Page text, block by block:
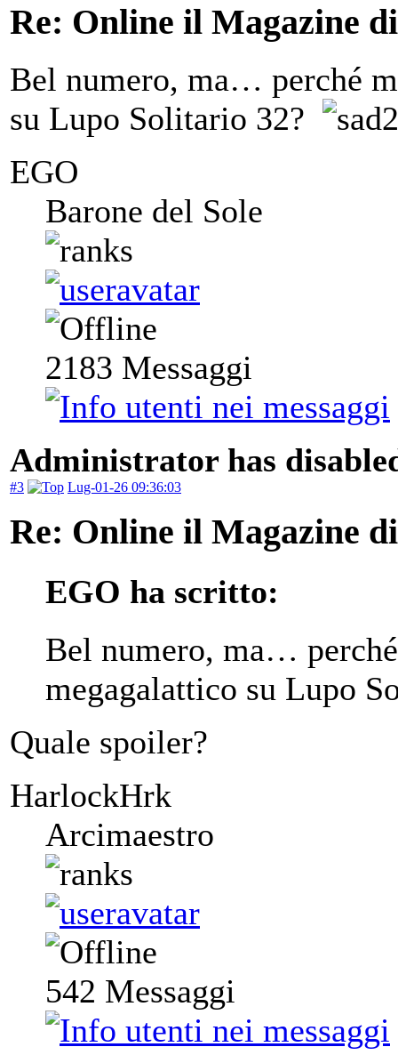
Re: Online il Magazine
Bel numero, ma… perché
su Lupo Solitario 32?
EGO
Barone del Sole
2183 Messaggi
Administrator has
#3 Lug-01-26 09:36:03
Re: Online il Magazine
EGO ha scritto:
Bel numero, ma…
megagalattico su Lupo
Quale spoiler?
HarlockHrk
Arcimaestro
542 Messaggi